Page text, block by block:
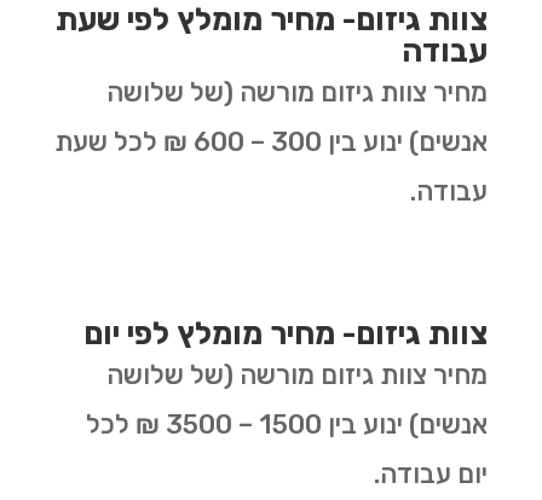
צוות גיזום- מחיר מומלץ לפי שעת
עבודה
מחיר צוות גיזום מורשה (של שלושה
אנשים) ינוע בין 300 – 600 ₪ לכל שעת
עבודה.
צוות גיזום- מחיר מומלץ לפי יום
מחיר צוות גיזום מורשה (של שלושה
אנשים) ינוע בין 1500 – 3500 ₪ לכל
יום עבודה.